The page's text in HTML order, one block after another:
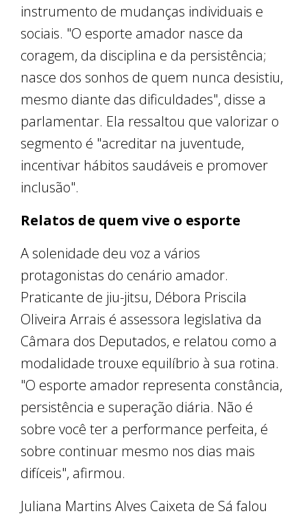
instrumento de mudanças individuais e
sociais. "O esporte amador nasce da
coragem, da disciplina e da persistência;
nasce dos sonhos de quem nunca desistiu,
mesmo diante das dificuldades", disse a
parlamentar. Ela ressaltou que valorizar o
segmento é "acreditar na juventude,
incentivar hábitos saudáveis e promover
inclusão".
Relatos de quem vive o esporte
A solenidade deu voz a vários
protagonistas do cenário amador.
Praticante de jiu-jitsu, Débora Priscila
Oliveira Arrais é assessora legislativa da
Câmara dos Deputados, e relatou como a
modalidade trouxe equilíbrio à sua rotina.
"O esporte amador representa constância,
persistência e superação diária. Não é
sobre você ter a performance perfeita, é
sobre continuar mesmo nos dias mais
difíceis", afirmou.
Juliana Martins Alves Caixeta de Sá falou